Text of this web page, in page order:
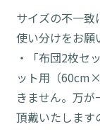
サイズの不一
使い分けをお願
・「布団2枚セ
ット用（
きません。万
頂戴いたします